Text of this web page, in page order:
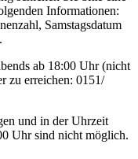
Informationen:
Samstagsdatum
ab 18:00 Uhr (nicht
zu erreichen: 0151/
und in der Uhrzeit
Uhr sind nicht möglich.